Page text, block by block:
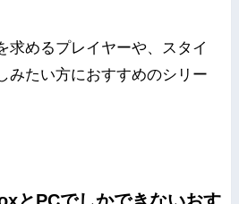
求めるプレイヤーや、スタイ
みたい方におすすめのシリー